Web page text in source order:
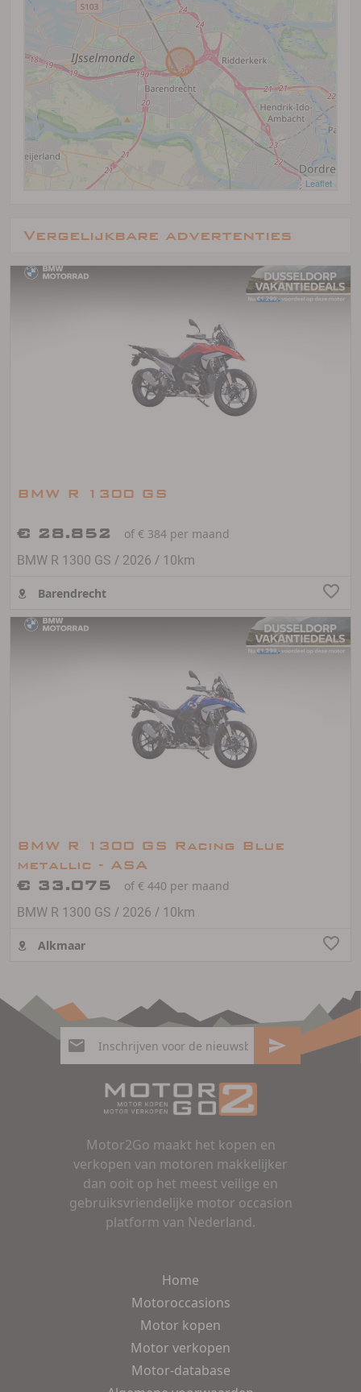
Leaflet
Vergelijkbare advertenties
BMW R 1300 GS
€ 28.852
of € 384 per maand
BMW R 1300 GS / 2026 / 10km
Barendrecht
BMW R 1300 GS Racing Blue
metallic - ASA
€ 33.075
of € 440 per maand
BMW R 1300 GS / 2026 / 10km
Alkmaar
Motor2Go maakt het kopen en
verkopen van motoren makkelijker
dan ooit op het meest veilige en
gebruiksvriendelijke motor occasion
platform van Nederland.
Home
Motoroccasions
Motor kopen
Motor verkopen
Motor-database